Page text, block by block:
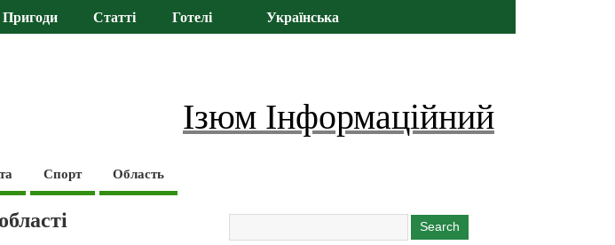
Пригоди Статті Готелі Українська
Ізюм Інформаційний
Спорт Область